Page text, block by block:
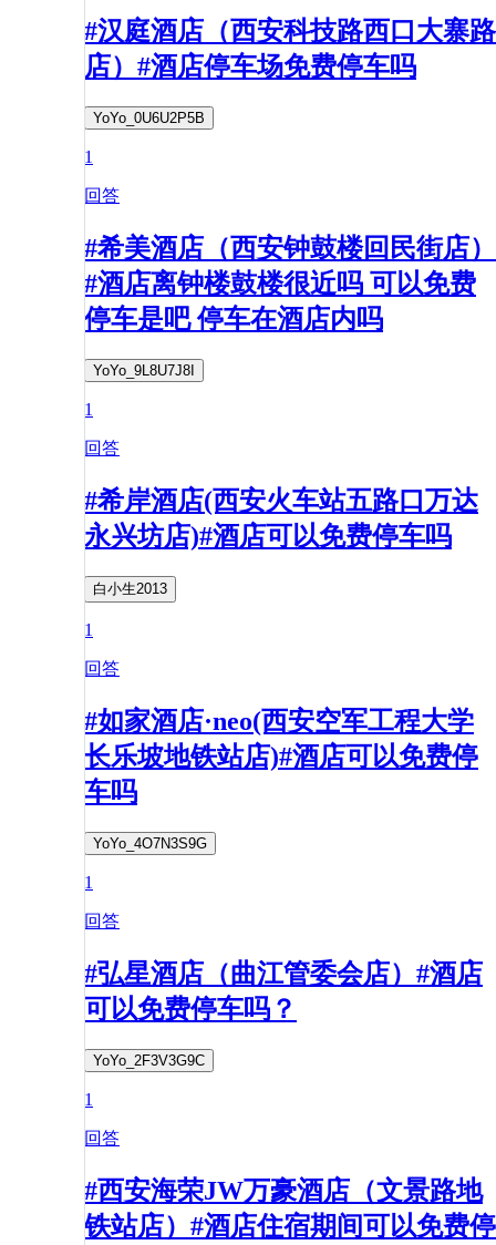
#汉庭酒店（西安科技路西口大寨路
店）#酒店停车场免费停车吗
YoYo_0U6U2P5B
1
回答
#希美酒店（西安钟鼓楼回民街店）
#酒店离钟楼鼓楼很近吗 可以免费
停车是吧 停车在酒店内吗
YoYo_9L8U7J8I
1
回答
#希岸酒店(西安火车站五路口万达
永兴坊店)#酒店可以免费停车吗
白小生2013
1
回答
#如家酒店·neo(西安空军工程大学
长乐坡地铁站店)#酒店可以免费停
车吗
YoYo_4O7N3S9G
1
回答
#弘星酒店（曲江管委会店）#酒店
可以免费停车吗？
YoYo_2F3V3G9C
1
回答
#西安海荣JW万豪酒店（文景路地
铁站店）#酒店住宿期间可以免费停